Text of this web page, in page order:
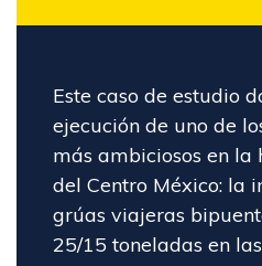
Este caso de estudio
ejecución de uno de
más ambiciosos en la
del Centro México: la
grúas viajeras
25/15 toneladas en